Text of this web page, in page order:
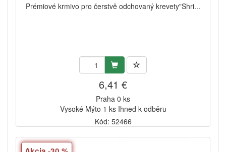
Prémiové krmivo pro čerstvě odchovaný krevety"Shri...
6,41 €
Praha 0 ks
Vysoké Mýto 1 ks Ihned k odběru
Kód: 52466